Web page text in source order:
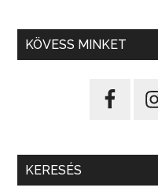
KÖVESS MINKET
KERESÉS